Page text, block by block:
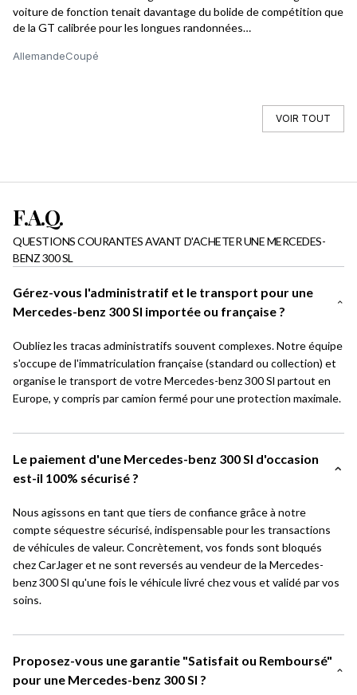
voiture de fonction tenait davantage du bolide de compétition que
de la GT calibrée pour les longues randonnées
AllemandeCoupé
VOIR TOUT
F.A.Q.
QUESTIONS COURANTES AVANT D'ACHETER UNE MERCEDES-
BENZ 300 SL
Gérez-vous l'administratif et le transport pour une
Mercedes-benz 300 Sl importée ou française ?
Oubliez les tracas administratifs souvent complexes. Notre équipe
s'occupe de l'immatriculation française (standard ou collection) et
organise le transport de votre Mercedes-benz 300 Sl partout en
Europe, y compris par camion fermé pour une protection maximale.
Le paiement d'une Mercedes-benz 300 Sl d'occasion
est-il 100% sécurisé ?
Nous agissons en tant que tiers de confiance grâce à notre
compte séquestre sécurisé, indispensable pour les transactions
de véhicules de valeur. Concrètement, vos fonds sont bloqués
chez CarJager et ne sont reversés au vendeur de la Mercedes-
benz 300 Sl qu'une fois le véhicule livré chez vous et validé par vos
soins.
Proposez-vous une garantie "Satisfait ou Remboursé"
pour une Mercedes-benz 300 Sl ?